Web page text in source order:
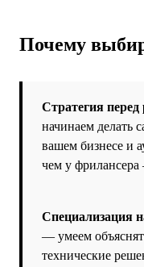
Почему
Стратегия перед
начинаем делать
вашем бизнесе и
чем у фрилансера
Специализация
— умеем
технические